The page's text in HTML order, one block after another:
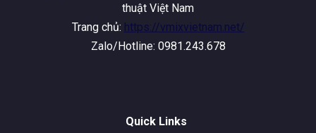
thuật Việt Nam
Trang chủ:
Zalo/Hotline: 0981.243.678
Quick Links